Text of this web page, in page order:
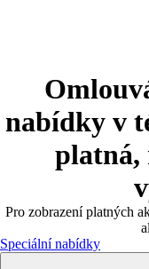
nabídky v
platná,
Pro zobrazení platných
Speciální nabídky